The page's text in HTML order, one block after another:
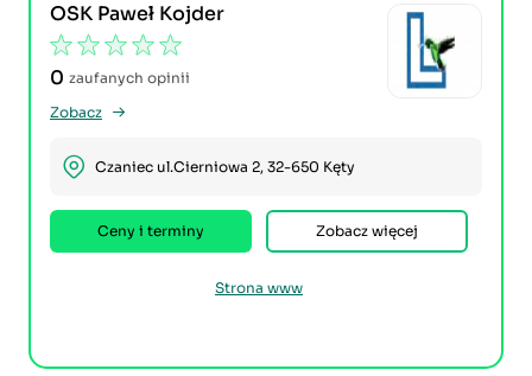
OSK Paweł Kojder
0 zaufanych opinii
Zobacz
Czaniec ul.Cierniowa 2, 32-650 Kęty
Ceny i terminy Zobacz więcej
Strona www